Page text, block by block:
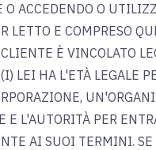
O ACCEDENDO O
LETTO E COMPRESO
È VINCOLATO
LEI HA L'ETÀ LEGALE
E L'AUTORITÀ PER
AI SUOI TERMINI.